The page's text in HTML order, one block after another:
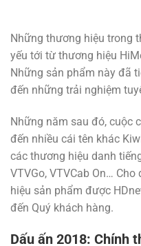
Những thương hiệu trong
yếu tới từ thương hiệu
Những sản phẩm này đã
đến những trải nghiệm
Những năm sau đó, cuộc
đến nhiều cái tên khác
các thương hiệu danh
VTVGo, VTVCab On…
hiệu sản phẩm được
đến Quý khách hàng.
Dấu ấn 2018: Chính